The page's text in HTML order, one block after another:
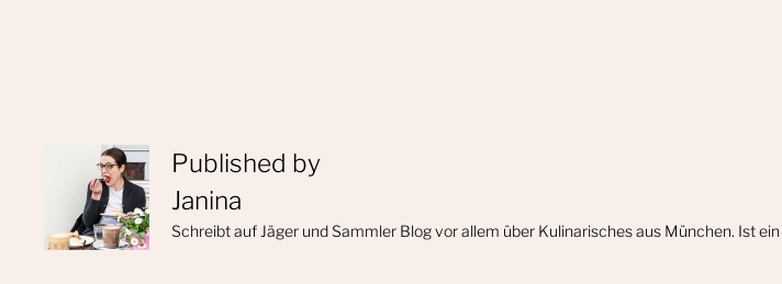
Published by
Janina
Schreibt auf Jäger und Sammler Blog vor allem über Kulinarisches aus München. Ist